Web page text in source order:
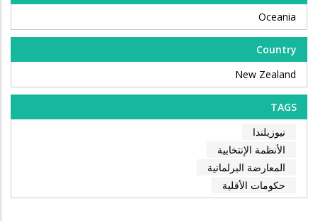
Oceania
Country
New Zealand
TAGS
نيوزيلندا
الأنظمة الإنتخابية
المعارضة البرلمانية
حكومات الأقلية